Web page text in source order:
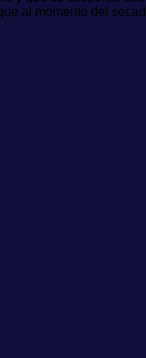
al momento del